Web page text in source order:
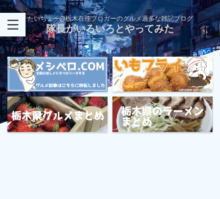
たいちょー@栃木在住ブロガーのグルメ過多な雑記ブログ
隊長がいろいろとやってみた